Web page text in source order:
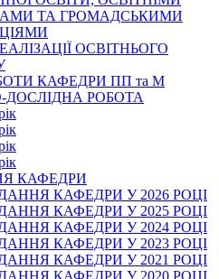
ТА ГРОМАДСЬКИМИ
ОСВІТНЬОГО
КАФЕДРИ ПП та М
РОБОТА
КАФЕДРИ
КАФЕДРИ У 2026 РОЦІ
КАФЕДРИ У 2025 РОЦІ
КАФЕДРИ У 2024 РОЦІ
КАФЕДРИ У 2023 РОЦІ
КАФЕДРИ У 2021 РОЦІ
КАФЕДРИ У 2020 РОЦІ